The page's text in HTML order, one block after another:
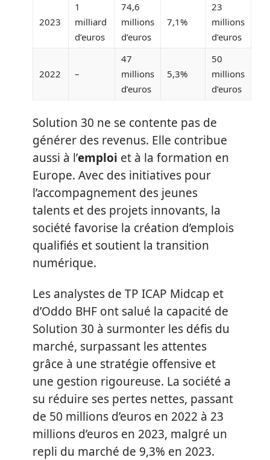
2023
1
milliard
d’euros
74,6
millions
d’euros
7,1%
23
millions
d’euros
2022 –
47
millions
d’euros
5,3%
50
millions
d’euros
Solution 30 ne se contente pas de
générer des revenus. Elle contribue
aussi à l’emploi et à la formation en
Europe. Avec des initiatives pour
l’accompagnement des jeunes
talents et des projets innovants, la
société favorise la création d’emplois
qualifiés et soutient la transition
numérique.
Les analystes de TP ICAP Midcap et
d’Oddo BHF ont salué la capacité de
Solution 30 à surmonter les défis du
marché, surpassant les attentes
grâce à une stratégie offensive et
une gestion rigoureuse. La société a
su réduire ses pertes nettes, passant
de 50 millions d’euros en 2022 à 23
millions d’euros en 2023, malgré un
repli du marché de 9,3% en 2023.